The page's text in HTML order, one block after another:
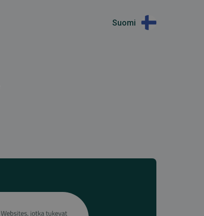
Suomi